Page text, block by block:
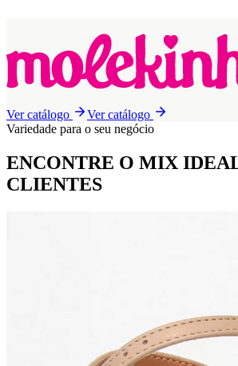
Ver catálogo
Ver catálogo
Variedade para o seu negócio
ENCONTRE O MIX
CLIENTES